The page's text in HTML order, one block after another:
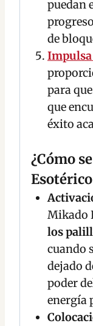
puedan
de
para
que
éxito
¿Cómo
Mikado
los
cuando
dejado
poder
energía